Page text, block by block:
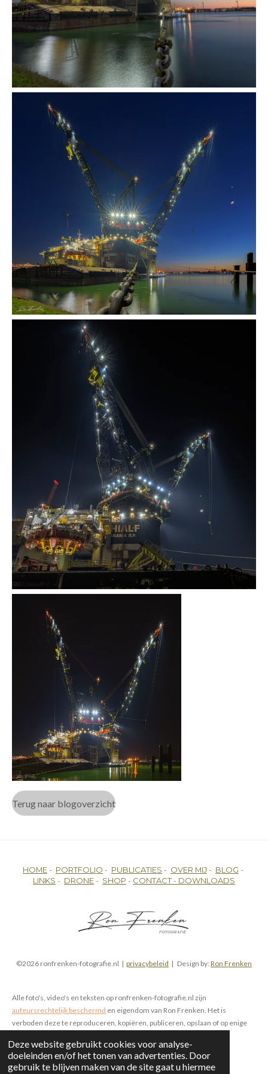
Deze website gebruikt cookies voor analyse-
doeleinden en/of het tonen van advertenties. Door
gebruik te blijven maken van de site gaat u hiermee
Terug naar blogoverzicht
HOME - PORTFOLIO - PUBLICATIES - OVER MIJ - BLOG -
LINKS - DRONE - SHOP - CONTACT - DOWNLOADS
©2026 ronfrenken-fotografie.nl | privacybeleid | Design by: Ron Frenken
Alle foto's, video's en teksten op ronfrenken-fotografie.nl zijn
auteursrechtelijk beschermd en eigendom van Ron Frenken. Het is
verboden deze te reproduceren, kopiëren, publiceren, opslaan of op enige
schriftelijke toestemming.